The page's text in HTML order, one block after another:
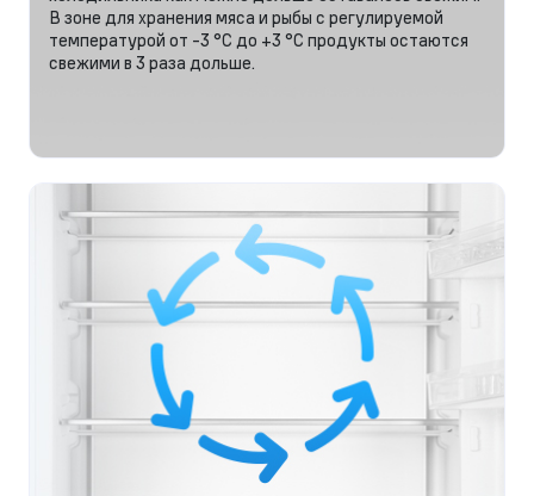
В зоне для хранения мяса и рыбы с регулируемой
температурой от -3 °C до +3 °C продукты остаются
свежими в 3 раза дольше.